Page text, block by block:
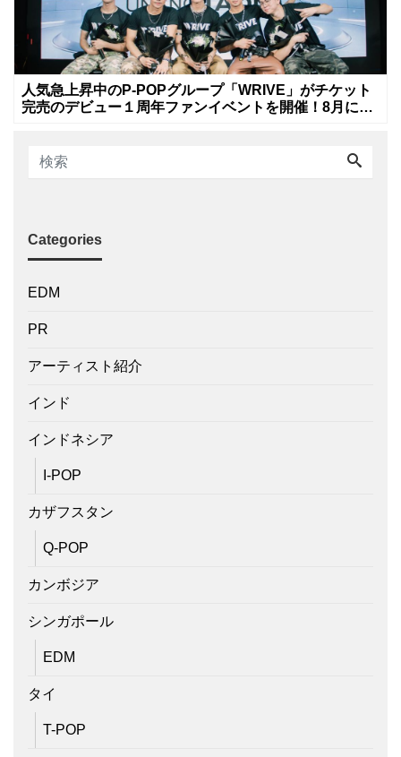
人気急上昇中のP-POPグループ「WRIVE」がチケット
完売のデビュー１周年ファンイベントを開催！8月に新
Categories
EDM
PR
アーティスト紹介
インド
インドネシア
I-POP
カザフスタン
Q-POP
カンボジア
シンガポール
EDM
タイ
T-POP